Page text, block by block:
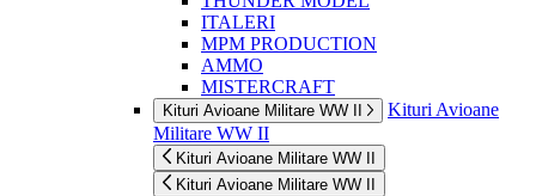
ITALERI
MPM PRODUCTION
AMMO
MISTERCRAFT
Kituri Avioane Militare WW II
Kituri Avioane
Militare WW II
Kituri Avioane Militare WW II
Kituri Avioane Militare WW II